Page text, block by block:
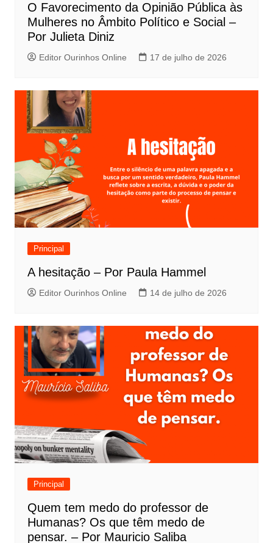
O Favorecimento da Opinião Pública às
Mulheres no Âmbito Político e Social –
Por Julieta Diniz
Editor Ourinhos Online 17 de julho de 2026
Principal
A hesitação – Por Paula Hammel
Editor Ourinhos Online 14 de julho de 2026
Principal
Quem tem medo do professor de
Humanas? Os que têm medo de
pensar. – Por Mauricio Saliba